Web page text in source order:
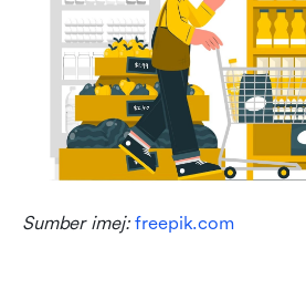
Sumber imej: freepik.com